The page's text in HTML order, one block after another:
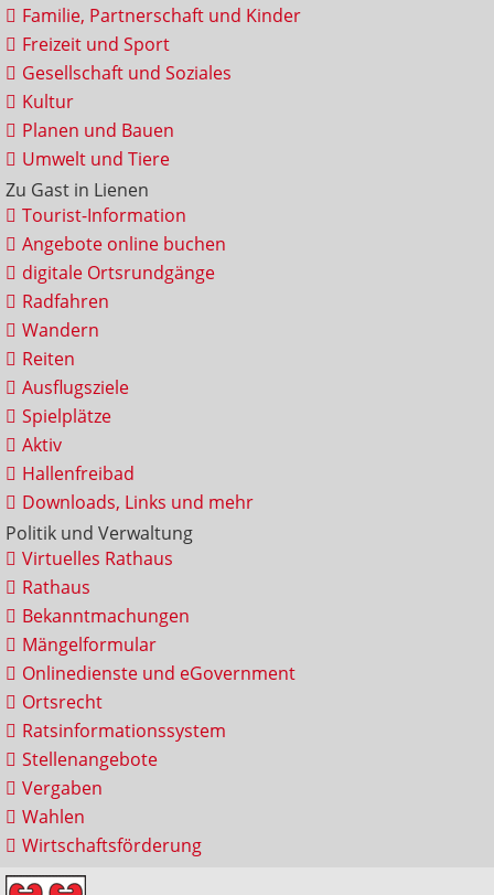
Familie, Partnerschaft und Kinder
Freizeit und Sport
Gesellschaft und Soziales
Kultur
Planen und Bauen
Umwelt und Tiere
Zu Gast in Lienen
Tourist-Information
Angebote online buchen
digitale Ortsrundgänge
Radfahren
Wandern
Reiten
Ausflugsziele
Spielplätze
Aktiv
Hallenfreibad
Downloads, Links und mehr
Politik und Verwaltung
Virtuelles Rathaus
Rathaus
Bekanntmachungen
Mängelformular
Onlinedienste und eGovernment
Ortsrecht
Ratsinformationssystem
Stellenangebote
Vergaben
Wahlen
Wirtschaftsförderung